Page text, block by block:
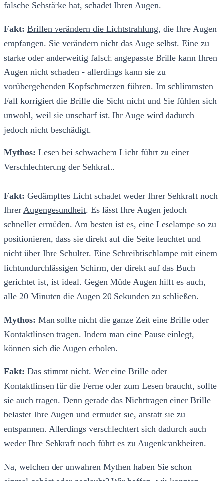
falsche Sehstärke hat, schadet Ihren Augen.
Fakt: Brillen verändern die Lichtstrahlung, die Ihre Augen
empfangen. Sie verändern nicht das Auge selbst. Eine zu
starke oder anderweitig falsch angepasste Brille kann Ihren
Augen nicht schaden - allerdings kann sie zu
vorübergehenden Kopfschmerzen führen. Im schlimmsten
Fall korrigiert die Brille die Sicht nicht und Sie fühlen sich
unwohl, weil sie unscharf ist. Ihr Auge wird dadurch
jedoch nicht beschädigt.
Mythos: Lesen bei schwachem Licht führt zu einer
Verschlechterung der Sehkraft.
Fakt: Gedämpftes Licht schadet weder Ihrer Sehkraft noch
Ihrer Augengesundheit. Es lässt Ihre Augen jedoch
schneller ermüden. Am besten ist es, eine Leselampe so zu
positionieren, dass sie direkt auf die Seite leuchtet und
nicht über Ihre Schulter. Eine Schreibtischlampe mit einem
lichtundurchlässigen Schirm, der direkt auf das Buch
gerichtet ist, ist ideal. Gegen Müde Augen hilft es auch,
alle 20 Minuten die Augen 20 Sekunden zu schließen.
Mythos: Man sollte nicht die ganze Zeit eine Brille oder
Kontaktlinsen tragen. Indem man eine Pause einlegt,
können sich die Augen erholen.
Fakt: Das stimmt nicht. Wer eine Brille oder
Kontaktlinsen für die Ferne oder zum Lesen braucht, sollte
sie auch tragen. Denn gerade das Nichttragen einer Brille
belastet Ihre Augen und ermüdet sie, anstatt sie zu
entspannen. Allerdings verschlechtert sich dadurch auch
weder Ihre Sehkraft noch führt es zu Augenkrankheiten.
Na, welchen der unwahren Mythen haben Sie schon